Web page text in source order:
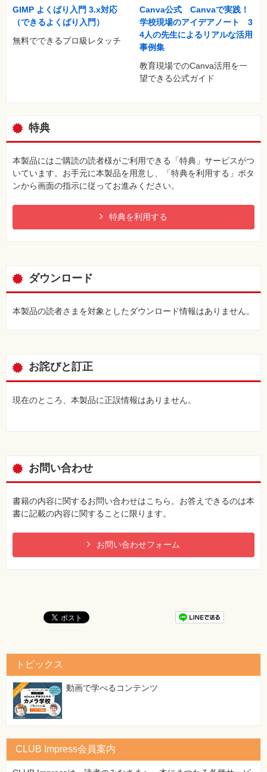
複数ページに共通の要素を作成・修正したい
別々のページにある文字の設定同時にできない？
レイアウトに合わせて画像をを配置する方法は？
ミスがないか効率良くチェックしたい！
画像のサムネール一覧を印刷したい！
Acrobat
ページの削除や順番入れ替えをしたい
PDFにコメントや修正指示を入れたい！
PDFのデータを軽くしたい！
厳選ショートカットキー早見表
GIMP よくばり入門 3.x対応
（できるよくばり入門）
無料でできるプロ級レタッチ
Canva公式 Canvaで実践！
学校現場のアイデアノート 3
4人の先生によるリアルな活用
事例集
教育現場でのCanva活⽤を⼀
望できる公式ガイド
特典
本製品にはご購読の読者様がご利用できる「特典」サービスがつ
いています。お手元に本製品を用意し、「特典を利用する」ボタ
ンから画面の指示に従ってお進みください。
特典を利用する
ダウンロード
本製品の読者さまを対象としたダウンロード情報はありません。
お詫びと訂正
現在のところ、本製品に正誤情報はありません。
お問い合わせ
書籍の内容に関するお問い合わせはこちら。お答えできるのは本
書に記載の内容に関することに限ります。
お問い合わせフォーム
トピックス
動画で学べるコンテンツ
CLUB Impress会員案内